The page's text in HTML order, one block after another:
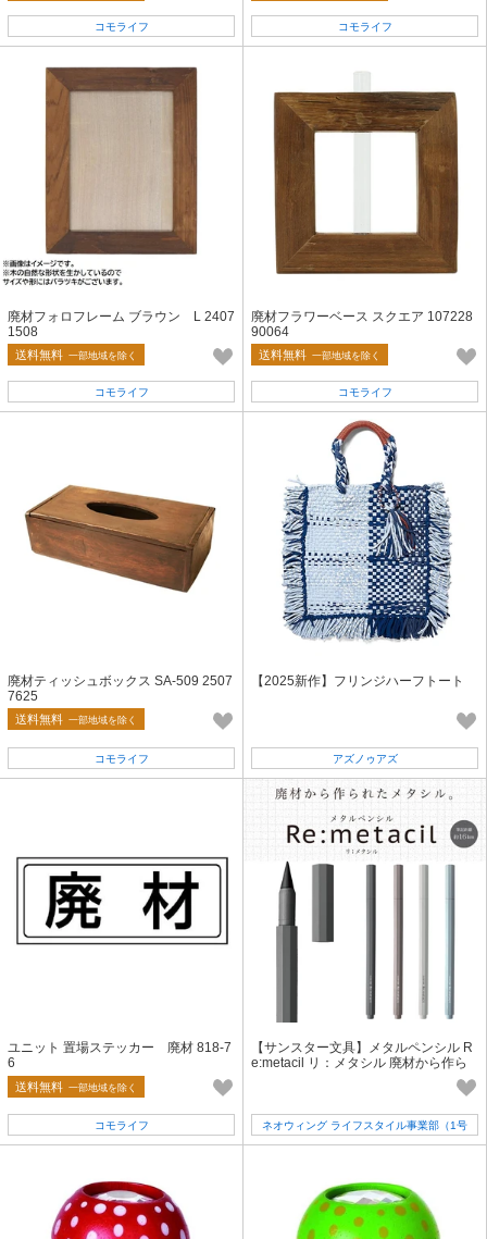
コモライフ コモライフ
廃材フォロフレーム ブラウン L 2407
1508
送料無料 一部地域を除く
コモライフ
廃材フラワーベース スクエア 107228
90064
送料無料 一部地域を除く
コモライフ
廃材ティッシュボックス SA-509 2507
7625
送料無料 一部地域を除く
コモライフ
【2025新作】フリンジハーフトート
アズノゥアズ
ユニット 置場ステッカー 廃材 818-7
6
送料無料 一部地域を除く
コモライフ
【サンスター文具】メタルペンシル R
e:metacil リ：メタシル 廃材から作ら
ネオウィング ライフスタイル事業部（1号
店）